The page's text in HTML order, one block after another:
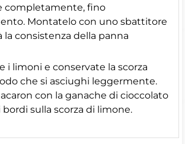
completamente, fino
Montatelo con uno sbattitore
la consistenza della panna
i limoni e conservate la scorza
che si asciughi leggermente.
con la ganache di cioccolato
bordi sulla scorza di limone.